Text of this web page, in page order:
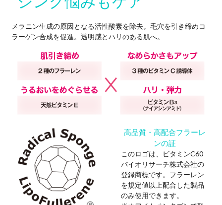
フレッシュな14種の原液が
5方向からアプローチして、
穴やキメ肌に導き、エイジン
使うたびに2
ぜることで